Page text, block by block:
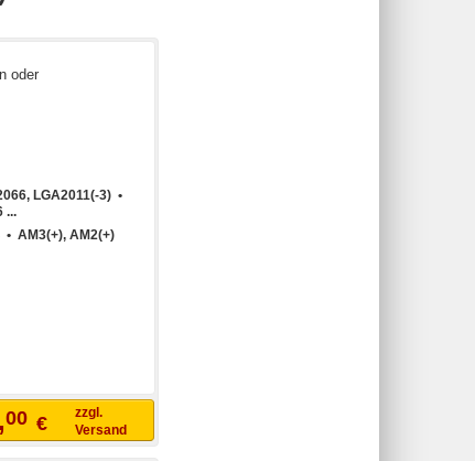
oder
LGA2011(-3) •
...
• AM3(+), AM2(+)
00 €
zzgl.
Versand